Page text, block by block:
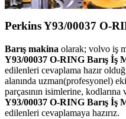
Perkins Y93/00037 O-
Barış makina olarak; volvo iş
Y93/00037 O-RING Barış İş
edilenleri cevaplama hazır
alanında uzman(profesyonel)
parçasının isimlerine,
Y93/00037 O-RING Barış İş
edilenleri cevaplamaya hazırız.